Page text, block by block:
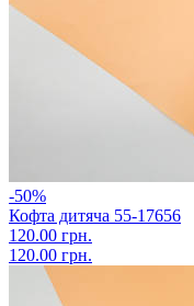
-50%
Кофта дитяча 55-17656
120.00 грн.
120.00 грн.